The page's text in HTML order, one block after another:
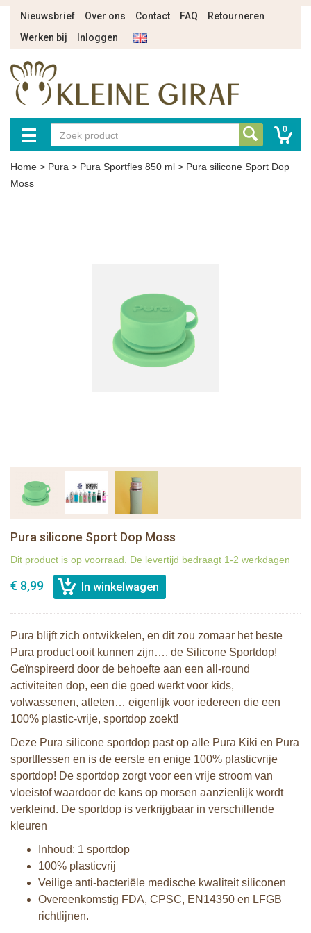
Nieuwsbrief Over ons Contact FAQ
Retourneren
Werken bij
Inloggen
0
Home > Pura > Pura Sportfles 850 ml > Pura silicone Sport Dop
Moss
Pura silicone Sport Dop Moss
Dit product is op voorraad. De levertijd bedraagt 1-2 werkdagen
€ 8,99
Pura blijft zich ontwikkelen, en dit zou zomaar het beste
Pura product ooit kunnen zijn…. de Silicone Sportdop!
Geïnspireerd door de behoefte aan een all-round
activiteiten dop, een die goed werkt voor kids,
volwassenen, atleten… eigenlijk voor iedereen die een
100% plastic-vrije, sportdop zoekt!
Deze Pura silicone sportdop past op alle Pura Kiki en Pura
sportflessen en is de eerste en enige 100% plasticvrije
sportdop! De sportdop zorgt voor een vrije stroom van
vloeistof waardoor de kans op morsen aanzienlijk wordt
verkleind. De sportdop is verkrijgbaar in verschillende
kleuren
Inhoud: 1 sportdop
100% plasticvrij
Veilige anti-bacteriële medische kwaliteit siliconen
Overeenkomstig FDA, CPSC, EN14350 en LFGB
richtlijnen.